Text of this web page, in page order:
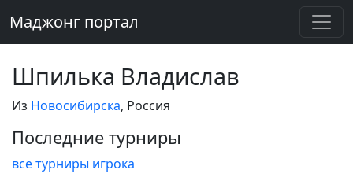
Маджонг портал
Шпилька Владислав
Из Новосибирска, Россия
Последние турниры
все турниры игрока